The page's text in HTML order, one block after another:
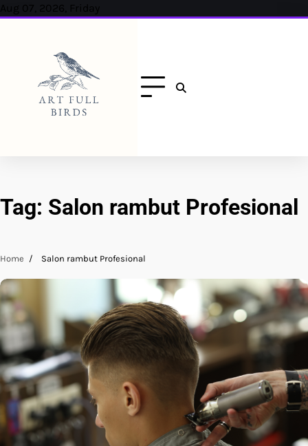
Skip
Aug 07, 2026, Friday
Tag: Salon rambut Profesional
Home Salon rambut Profesional